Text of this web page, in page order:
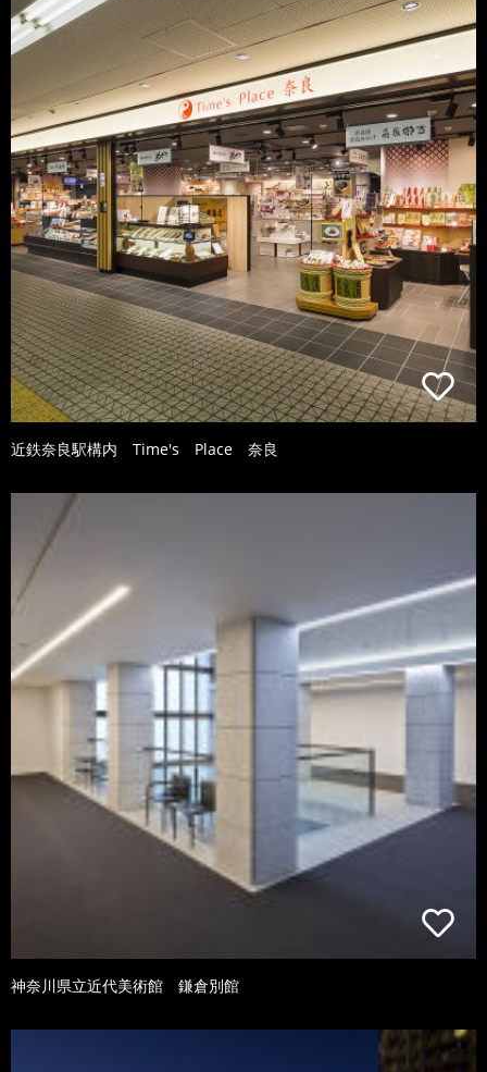
近鉄奈良駅構内 Time's Place 奈良
神奈川県立近代美術館 鎌倉別館